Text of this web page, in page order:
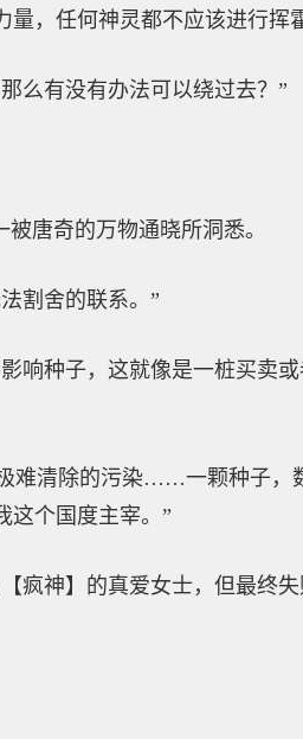
，任何神灵都不应该进行挥
么有没有办法可以绕过去？”
唐奇的万物通晓所洞悉。
割舍的联系。”
响种子，这就像是一桩买卖
难清除的污染……一颗种子，
这个国度主宰。”
疯神】的真爱女士，但最终